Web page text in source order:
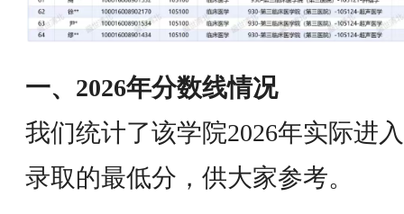
一、2026年分数线情况
我们统计了该学院2026年实际进
录取的最低分，供大家参考。